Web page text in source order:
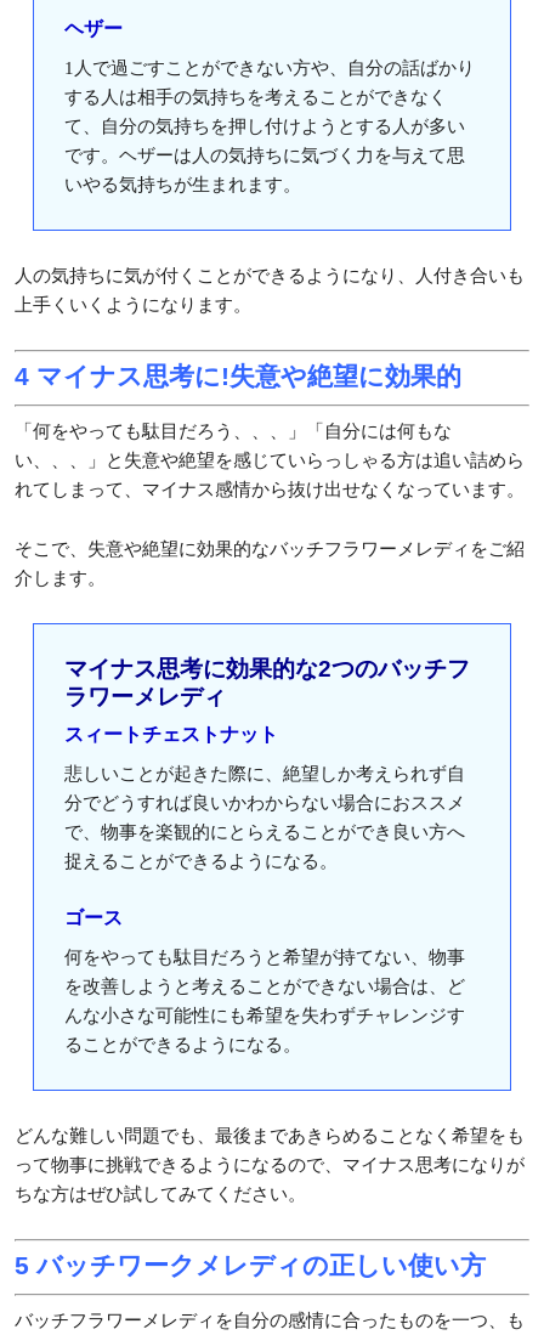
ヘザー
1人で過ごすことができない方や、自分の話ばかり
する人は相手の気持ちを考えることができなく
て、自分の気持ちを押し付けようとする人が多い
です。ヘザーは人の気持ちに気づく力を与えて思
いやる気持ちが生まれます。
人の気持ちに気が付くことができるようになり、人付き合いも
上手くいくようになります。
4 マイナス思考に!失意や絶望に効果的
「何をやっても駄目だろう、、、」「自分には何もな
い、、、」と失意や絶望を感じていらっしゃる方は追い詰めら
れてしまって、マイナス感情から抜け出せなくなっています。
そこで、失意や絶望に効果的なバッチフラワーメレディをご紹
介します。
マイナス思考に効果的な2つのバッチフ
ラワーメレディ
スィートチェストナット
悲しいことが起きた際に、絶望しか考えられず自
分でどうすれば良いかわからない場合におススメ
で、物事を楽観的にとらえることができ良い方へ
捉えることができるようになる。
ゴース
何をやっても駄目だろうと希望が持てない、物事
を改善しようと考えることができない場合は、ど
んな小さな可能性にも希望を失わずチャレンジす
ることができるようになる。
どんな難しい問題でも、最後まであきらめることなく希望をも
って物事に挑戦できるようになるので、マイナス思考になりが
ちな方はぜひ試してみてください。
5 バッチワークメレディの正しい使い方
バッチフラワーメレディを自分の感情に合ったものを一つ、も